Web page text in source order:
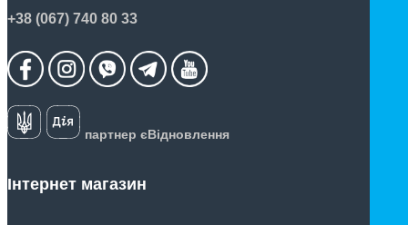
+38 (067) 740 80 33
партнер єВідновлення
Інтернет магазин